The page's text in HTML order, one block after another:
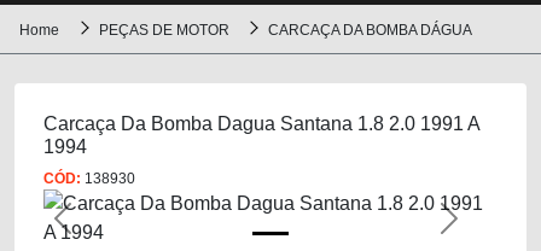
Home PEÇAS DE MOTOR CARCAÇA DA BOMBA DÁGUA
Carcaça Da Bomba Dagua Santana 1.8 2.0 1991 A
1994
CÓD: 138930
Previous Next